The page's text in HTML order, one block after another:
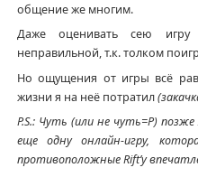
общение же многим.
Даже оценивать сею
неправильной, т.к. толком
Но ощущения от игры всё
жизни я на неё потратил
P.S.: Чуть (или не чуть=Р)
еще одну онлайн-игру,
противоположные Rift’у